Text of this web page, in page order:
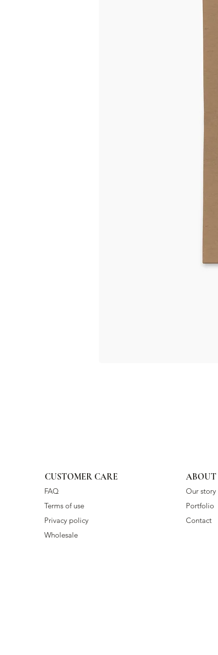
CUSTOMER CARE
FAQ
Terms of use
Privacy policy
Wholesale
ABOUT
Our story
Portfolio
Contact